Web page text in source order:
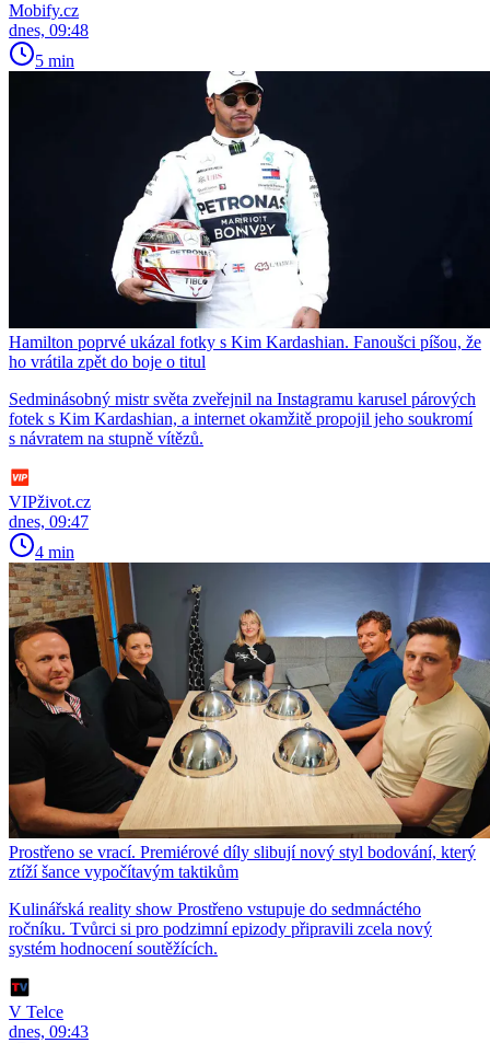
Mobify.cz
dnes, 09:48
5 min
Hamilton poprvé ukázal fotky s Kim Kardashian. Fanoušci píšou, že
ho vrátila zpět do boje o titul
Sedminásobný mistr světa zveřejnil na Instagramu karusel párových
fotek s Kim Kardashian, a internet okamžitě propojil jeho soukromí
s návratem na stupně vítězů.
VIPživot.cz
dnes, 09:47
4 min
Prostřeno se vrací. Premiérové díly slibují nový styl bodování, který
ztíží šance vypočítavým taktikům
Kulinářská reality show Prostřeno vstupuje do sedmnáctého
ročníku. Tvůrci si pro podzimní epizody připravili zcela nový
systém hodnocení soutěžících.
V Telce
dnes, 09:43